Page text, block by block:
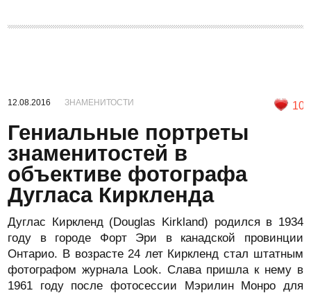
12.08.2016 ЗНАМЕНИТОСТИ 10
Гениальные портреты
знаменитостей в
объективе фотографа
Дугласа Киркленда
Дуглас Киркленд (Douglas Kirkland) родился в 1934
году в городе Форт Эри в канадской провинции
Онтарио. В возрасте 24 лет Киркленд стал штатным
фотографом журнала Look. Слава пришла к нему в
1961 году после фотосессии Мэрилин Монро для